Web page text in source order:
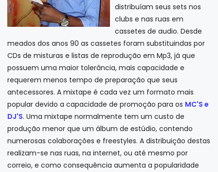
distribuíam seus sets nos
clubs e nas ruas em
cassetes de audio. Desde
meados dos anos 90 as cassetes foram substituindas por
CDs de misturas e listas de reprodução em Mp3, já que
possuem uma maior tolerância, mais capacidade e
requerem menos tempo de preparação que seus
antecessores. A mixtape é cada vez um formato mais
popular devido a capacidade de promoção para os MC'S e
DJ'S. Uma mixtape normalmente tem um custo de
produção menor que um álbum de estúdio, contendo
numerosas colaborações e freestyles. A distribuição destas
realizam-se nas ruas, na internet, ou até mesmo por
correio, e como consequência aumenta a popularidade